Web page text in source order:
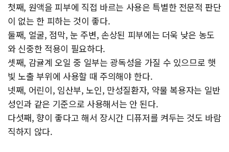
첫째, 원액을 피부에 직접 바르는 사용은 특별한 전문적 판단
이 없는 한 피하는 것이 좋다.
둘째, 얼굴, 점막, 눈 주변, 손상된 피부에는 더욱 낮은 농도
와 신중한 적용이 필요하다.
셋째, 감귤계 오일 중 일부는 광독성을 가질 수 있으므로 햇
빛 노출 부위에 사용할 때 주의해야 한다.
넷째, 어린이, 임산부, 노인, 만성질환자, 약물 복용자는 일반
성인과 같은 기준으로 사용해서는 안 된다.
다섯째, 향이 좋다고 해서 장시간 디퓨저를 켜두는 것도 바람
직하지 않다.